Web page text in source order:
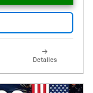
Detalles